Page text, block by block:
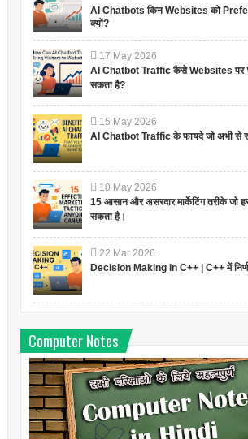
AI Chatbots किन Websites को
क्यों?
17 May 2026
AI Chatbot Traffic कैसे Websites पर
सकता है?
15 May 2026
AI Chatbot Traffic के फायदे जो अभी से
10 May 2026
15 आसान और असरदार मार्केटिंग तरीके जो
सकता है।
22 Mar 2026
Decision Making in C++ | C++ में
Computer Notes